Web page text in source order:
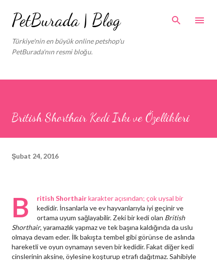
Ana içeriğe atla
PetBurada | Blog
Türkiye'nin en büyük online petshop'u
PetBurada'nın resmi bloğu.
British Shorthair Kedi Irkı ve Özellikleri
Şubat 24, 2016
B ritish Shorthairkarakter açısından; çok uysal bir
kedidir. İnsanlarla ve ev hayvanlarıyla iyi geçinir ve
ortama uyum sağlayabilir. Zeki bir kedi olan British
Shorthair, yaramazlık yapmaz ve tek başına kaldığında da uslu
olmaya devam eder. İlk bakışta tembel gibi görünse de aslında
hareketli ve oyun oynamayı seven bir kedidir. Fakat diğer kedi
cinslerinin aksine, öylesine koşturup etrafı dağıtmaz. Sahibiyle